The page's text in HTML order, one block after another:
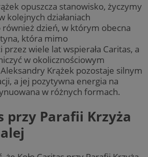
opuszcza stanowisko, życzymy
kolejnych działaniach
dzień, w którym obecna
która mimo
przez wiele lat wspierała Caritas, a
w okolicznościowym
Krążek pozostaje silnym
a jej pozytywna energia na
w różnych formach.
przy Parafii Krzyża